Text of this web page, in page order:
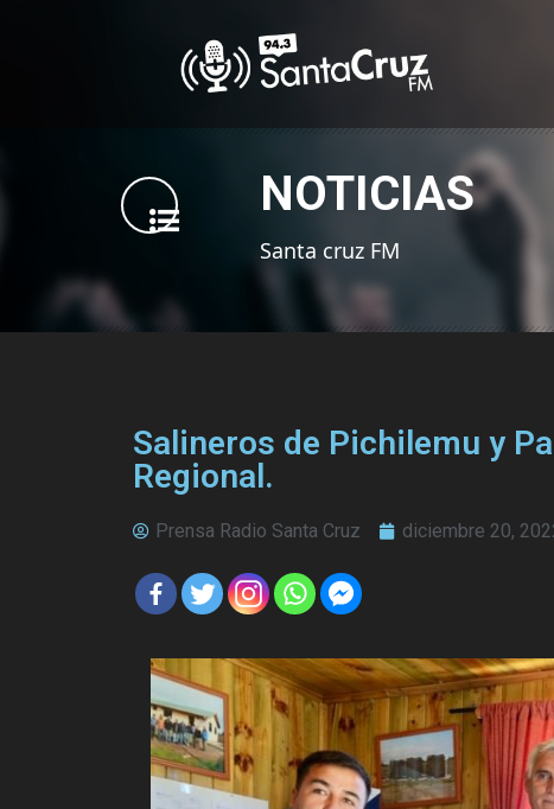
NOTICIAS
Santa cruz FM
Salineros de Pichilemu y
Regional.
Prensa Radio Santa Cruz diciembre 20,